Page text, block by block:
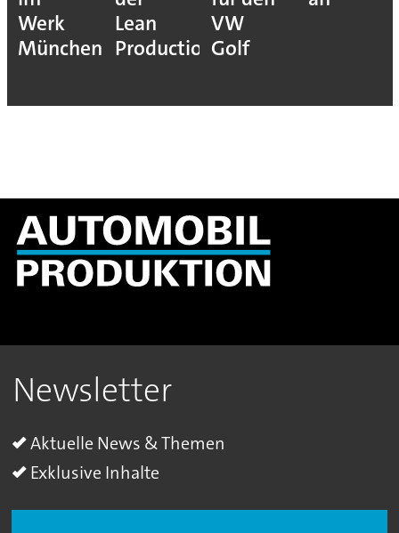
VW
Golf
Newsletter
Aktuelle News & Themen
Exklusive Inhalte